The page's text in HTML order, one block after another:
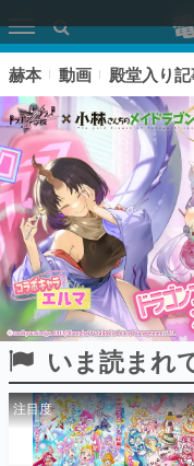
ピックア
電ファミのいま読まれ
赫本 動画 殿堂入り
いま読まれ
注目度